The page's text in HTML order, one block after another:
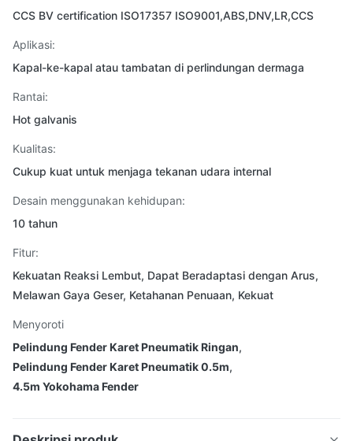
CCS BV certification ISO17357 ISO9001,ABS,DNV,LR,CCS
Aplikasi:
Kapal-ke-kapal atau tambatan di perlindungan dermaga
Rantai:
Hot galvanis
Kualitas:
Cukup kuat untuk menjaga tekanan udara internal
Desain menggunakan kehidupan:
10 tahun
Fitur:
Kekuatan Reaksi Lembut, Dapat Beradaptasi dengan Arus,
Melawan Gaya Geser, Ketahanan Penuaan, Kekuat
Menyoroti
Pelindung Fender Karet Pneumatik Ringan,
Pelindung Fender Karet Pneumatik 0.5m,
4.5m Yokohama Fender